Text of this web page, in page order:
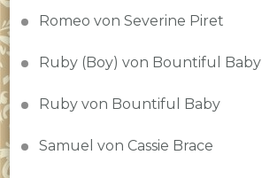
Romeo von Severine Piret
Ruby (Boy) von Bountiful Baby
Ruby von Bountiful Baby
Samuel von Cassie Brace